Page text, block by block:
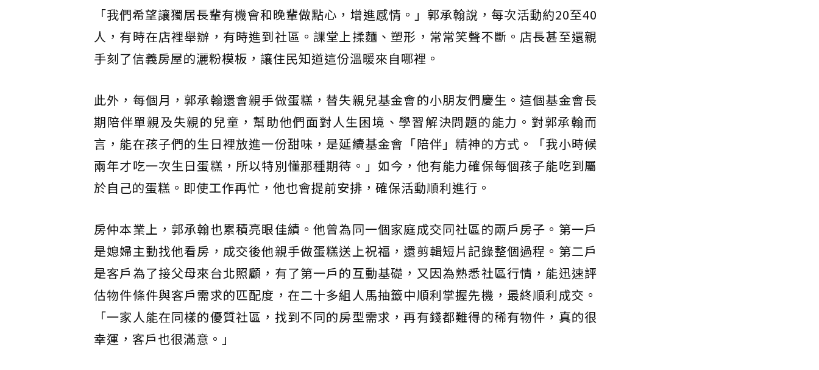
「我們希望讓獨居長輩有機會和晚輩做點心，增進感情。」郭承翰說，每次活動約20至40
人，有時在店裡舉辦，有時進到社區。課堂上揉麵、塑形，常常笑聲不斷。店長甚至還親
手刻了信義房屋的灑粉模板，讓住民知道這份溫暖來自哪裡。
此外，每個月，郭承翰還會親手做蛋糕，替失親兒基金會的小朋友們慶生。這個基金會長
期陪伴單親及失親的兒童，幫助他們面對人生困境、學習解決問題的能力。對郭承翰而
言，能在孩子們的生日裡放進一份甜味，是延續基金會「陪伴」精神的方式。「我小時候
兩年才吃一次生日蛋糕，所以特別懂那種期待。」如今，他有能力確保每個孩子能吃到屬
於自己的蛋糕。即使工作再忙，他也會提前安排，確保活動順利進行。
房仲本業上，郭承翰也累積亮眼佳績。他曾為同一個家庭成交同社區的兩戶房子。第一戶
是媳婦主動找他看房，成交後他親手做蛋糕送上祝福，還剪輯短片記錄整個過程。第二戶
是客戶為了接父母來台北照顧，有了第一戶的互動基礎，又因為熟悉社區行情，能迅速評
估物件條件與客戶需求的匹配度，在二十多組人馬抽籤中順利掌握先機，最終順利成交。
「一家人能在同樣的優質社區，找到不同的房型需求，再有錢都難得的稀有物件，真的很
幸運，客戶也很滿意。」